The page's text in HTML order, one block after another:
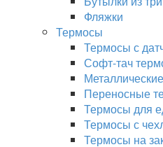
Фляжки
Термосы
Термосы с
Софт-тач
Переносные
Термосы для
Термосы с
Термосы на